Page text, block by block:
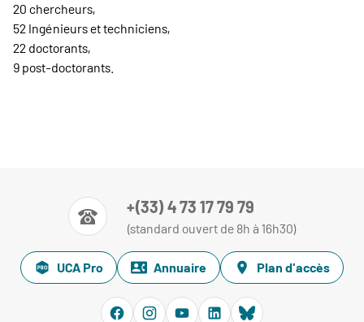
20 chercheurs,
52 Ingénieurs et techniciens,
22 doctorants,
9 post-doctorants.
+(33) 4 73 17 79 79
(standard ouvert de 8h à 16h30)
UCA Pro Annuaire Plan d'accès